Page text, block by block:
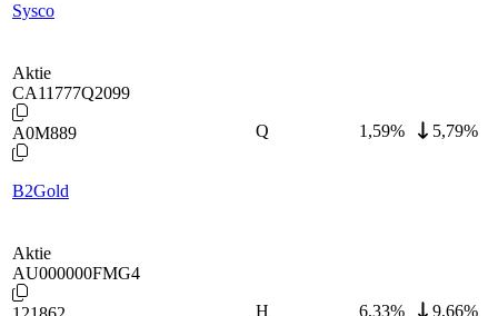
Sysco
Aktie
CA11777Q2099
A0M889
B2Gold
Q 1,59% 5,79%
Aktie
AU000000FMG4
H 6,33% 9,66%